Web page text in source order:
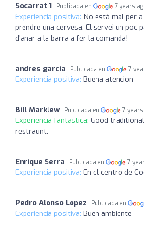
Socarrat 1 Publicada en 7 years
Experiencia positiva: No està mal per
prendre una cervesa. El servei un poc
d'anar a la barra a fer la comanda!
andres garcia Publicada en 7
Experiencia positiva: Buena atencion
Bill Marklew Publicada en 7 years
Experiencia fantástica: Good
restraunt.
Enrique Serra Publicada en 7
Experiencia positiva: En el centro de
Pedro Alonso Lopez Publicada en
Experiencia positiva: Buen ambiente